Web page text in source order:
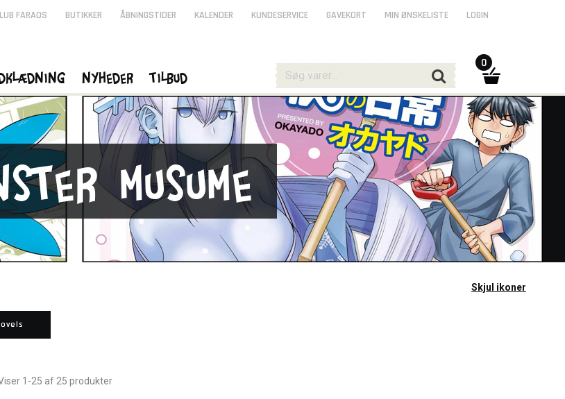
Musume
Skjul ikoner
1-25 af 25 produkter
FARAOS BUTIKKER ÅBNINGSTIDER KALENDER KUNDESERVICE GAVEKORT MIN ØNSKELISTE LOGIN
Nyheder Tilbud
0